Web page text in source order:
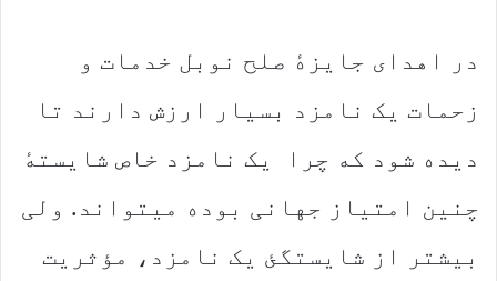
در اهدای جایزهٔ صلح نوبل خدمات و
زحمات یک نامزد بسیار ارزش دارند تا
دیده شود که چرا یک نامزد خاص شایستهٔ
چنین امتیاز جهانی بوده میتواند. ولی
بیشتر از شایستگئ یک نامزد، مؤثریت